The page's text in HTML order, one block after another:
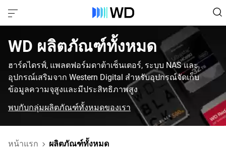
WD‎ ผลิตภัณฑ์ทั้งหมด‎
ฮาร์ดไดรฟ์, แพลตฟอร์มดาต้าเซ็นเตอร์, ระบบ NAS และ
อุปกรณ์เสริมจาก Western Digital สำหรับอุปกรณ์จัดเก็บ
ข้อมูลความจุสูงและมีประสิทธิภาพสูง
พบกับกลุ่มผลิตภัณฑ์ทั้งหมดของเรา
หน้าแรก ผลิตภัณฑ์ทั้งหมด